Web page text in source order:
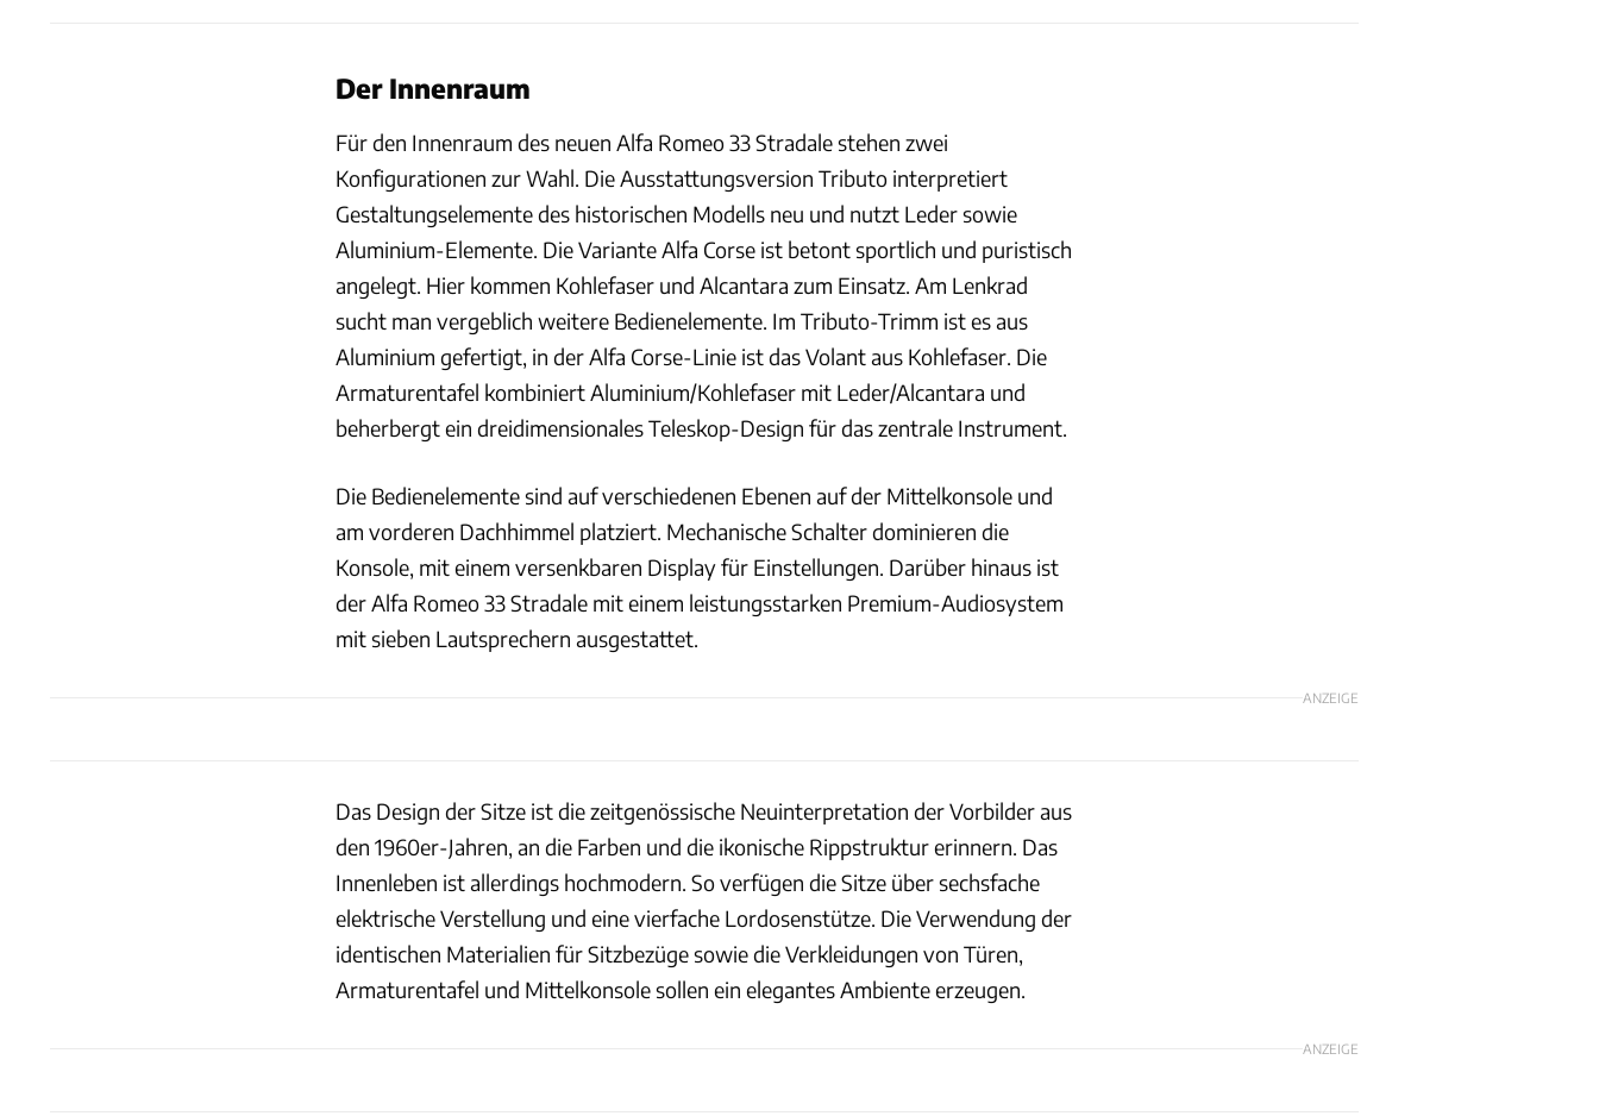
Der Innenraum
Für den Innenraum des neuen Alfa Romeo 33 Stradale stehen zwei
Konfigurationen zur Wahl. Die Ausstattungsversion Tributo interpretiert
Gestaltungselemente des historischen Modells neu und nutzt Leder sowie
Aluminium-Elemente. Die Variante Alfa Corse ist betont sportlich und puristisch
angelegt. Hier kommen Kohlefaser und Alcantara zum Einsatz. Am Lenkrad
sucht man vergeblich weitere Bedienelemente. Im Tributo-Trimm ist es aus
Aluminium gefertigt, in der Alfa Corse-Linie ist das Volant aus Kohlefaser. Die
Armaturentafel kombiniert Aluminium/Kohlefaser mit Leder/Alcantara und
beherbergt ein dreidimensionales Teleskop-Design für das zentrale Instrument.
Die Bedienelemente sind auf verschiedenen Ebenen auf der Mittelkonsole und
am vorderen Dachhimmel platziert. Mechanische Schalter dominieren die
Konsole, mit einem versenkbaren Display für Einstellungen. Darüber hinaus ist
der Alfa Romeo 33 Stradale mit einem leistungsstarken Premium-Audiosystem
mit sieben Lautsprechern ausgestattet.
ANZEIGE
Das Design der Sitze ist die zeitgenössische Neuinterpretation der Vorbilder aus
den 1960er-Jahren, an die Farben und die ikonische Rippstruktur erinnern. Das
Innenleben ist allerdings hochmodern. So verfügen die Sitze über sechsfache
elektrische Verstellung und eine vierfache Lordosenstütze. Die Verwendung der
identischen Materialien für Sitzbezüge sowie die Verkleidungen von Türen,
Armaturentafel und Mittelkonsole sollen ein elegantes Ambiente erzeugen.
ANZEIGE